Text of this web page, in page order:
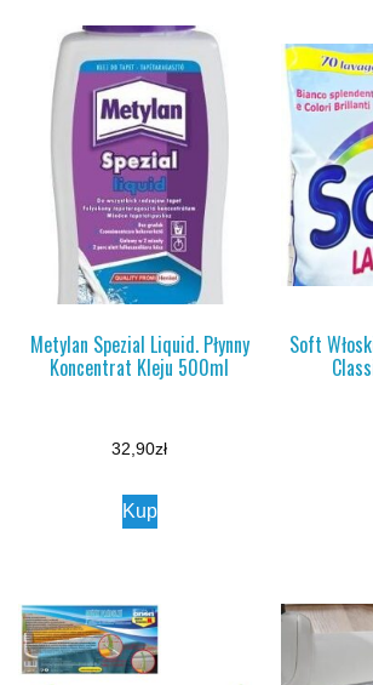
Metylan Spezial Liquid. Płynny
Koncentrat Kleju 500ml
32,90zł
Kup
Soft